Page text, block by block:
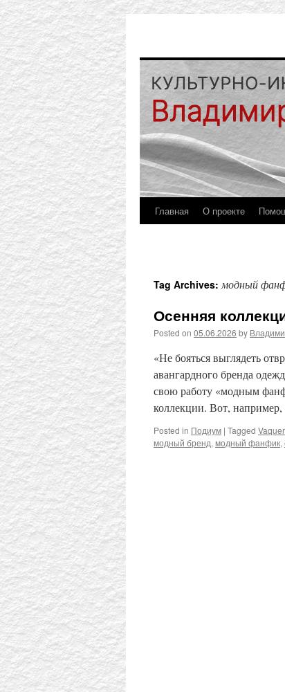
Главная О проекте
Tag Archives:модный
Осенняя
Posted on 05.06.2026 by
«Не бояться выглядеть
авангардного бренда
свою работу «модным
коллекции. Вот,
Posted in Подиум | Tagged
модный бренд, модный фанфик,